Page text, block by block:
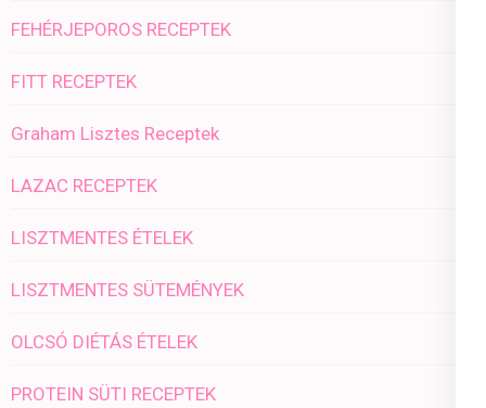
FEHÉRJEPOROS RECEPTEK
FITT RECEPTEK
Graham Lisztes Receptek
LAZAC RECEPTEK
LISZTMENTES ÉTELEK
LISZTMENTES SÜTEMÉNYEK
OLCSÓ DIÉTÁS ÉTELEK
PROTEIN SÜTI RECEPTEK